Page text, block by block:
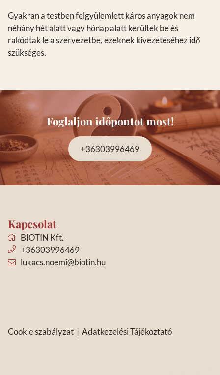
Gyakran a testben felgyülemlett káros anyagok nem
néhány hét alatt vagy hónap alatt kerültek be és
rakódtak le a szervezetbe, ezeknek kivezetéséhez idő
szükséges.
Foglaljon időpontot most!
+36303996469
Kapcsolat
BIOTIN Kft.
+36303996469
lukacs.noemi@biotin.hu
Cookie szabályzat | Adatkezelési Tájékoztató